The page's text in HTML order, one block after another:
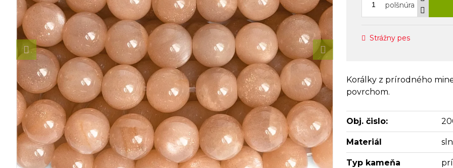
polšnúra
Strážny pes
Korálky z prírodného
povrchom.
Obj. čislo:
Materiál
Typ kameňa